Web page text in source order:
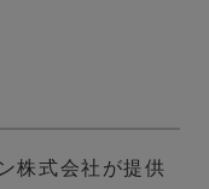
株式会社が提供